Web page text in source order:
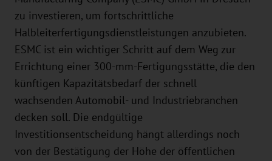
zu investieren, um fortschrittliche
Halbleiterfertigungsdienstleistungen anzubieten.
ESMC ist ein wichtiger Schritt auf dem Weg zur
Errichtung einer 300-mm-Fertigungsstätte, die den
künftigen Kapazitätsbedarf der schnell
wachsenden Automobil- und Industriebranchen
decken soll. Die endgültige
Investitionsentscheidung hängt allerdings noch
von der Bestätigung der Höhe der öffentlichen